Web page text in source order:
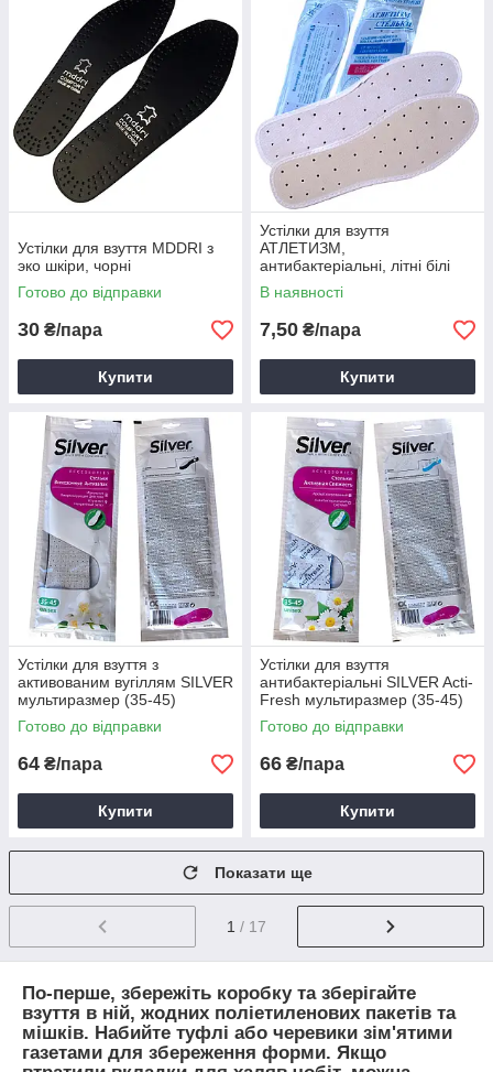
Устілки для взуття MDDRI з
эко шкіри, чорні
Готово до відправки
30 ₴/пара
Купити
Устілки для взуття
АТЛЕТИЗМ,
антибактеріальні, літні білі
устілки
В наявності
7,50 ₴/пара
Купити
Устілки для взуття з
активованим вугіллям SILVER
мультиразмер (35-45)
Готово до відправки
64 ₴/пара
Купити
Устілки для взуття
антибактеріальні SILVER Acti-
Fresh мультиразмер (35-45)
Готово до відправки
66 ₴/пара
Купити
Показати ще
1 / 17
По-перше, збережіть коробку та зберігайте
взуття в ній, жодних поліетиленових пакетів та
мішків. Набийте туфлі або черевики зім'ятими
газетами для збереження форми. Якщо